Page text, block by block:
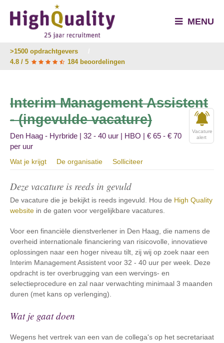
MENU
>1500 opdrachtgevers
4.8 / 5
184 beoordelingen
Interim Management Assistent
- (ingevulde vacature)
Vacature
alert
Den Haag - Hyrbride | 32 - 40 uur | HBO | € 65 - € 70
per uur
Wat je krijgt De organisatie Solliciteer
Deze vacature is reeds in gevuld
De vacature die je bekijkt is reeds ingevuld. Hou de High Quality
website in de gaten voor vergelijkbare vacatures.
Voor een financiële dienstverlener in Den Haag, die namens de
overheid internationale financiering van risicovolle, innovatieve
oplossingen naar een hoger niveau tilt, zij wij op zoek naar een
Interim Management Assistent voor 32 - 40 uur per week. Deze
opdracht is ter overbrugging van een wervings- en
selectieprocedure en zal naar verwachting minimaal 3 maanden
duren (met kans op verlenging).
Wat je gaat doen
Wegens het vertrek van een van de collega's op het secretariaat